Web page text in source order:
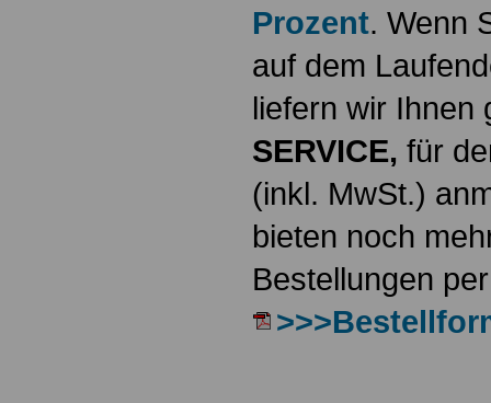
Prozent. Wenn
auf dem
liefern wir
SERVICE, für
(inkl. MwSt.)
bieten noch
Bestellungen